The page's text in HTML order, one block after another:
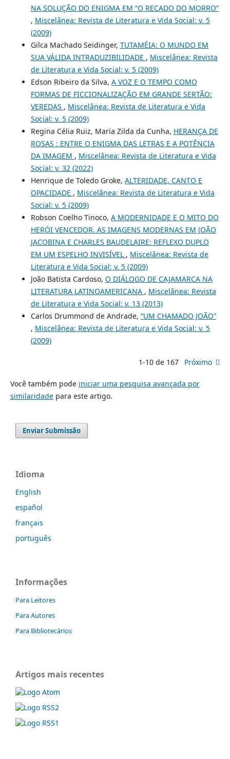
NA SOLUÇÃO DO ENIGMA EM “O RECADO DO MORRO”
, Miscelânea: Revista de Literatura e Vida Social: v. 5
(2009)
Gilca Machado Seidinger, TUTAMÉIA: O MUNDO EM
SUA VÁLIDA INTRADUZIBILIDADE , Miscelânea: Revista
de Literatura e Vida Social: v. 5 (2009)
Edson Ribeiro da Silva, A VOZ E O TEMPO COMO
FORMAS DE FICCIONALIZAÇÃO EM GRANDE SERTÃO:
VEREDAS , Miscelânea: Revista de Literatura e Vida
Social: v. 5 (2009)
Regina Célia Ruiz, Maria Zilda da Cunha, HERANÇA DE
ROSAS : ENTRE O ENIGMA DAS LETRAS E A POTÊNCIA
DA IMAGEM , Miscelânea: Revista de Literatura e Vida
Social: v. 32 (2022)
Henrique de Toledo Groke, ALTERIDADE, CANTO E
OPACIDADE , Miscelânea: Revista de Literatura e Vida
Social: v. 5 (2009)
Robson Coelho Tinoco, A MODERNIDADE E O MITO DO
HERÓI VENCEDOR. AS IMAGENS MODERNAS EM JOÃO
JACOBINA E CHARLES BAUDELAIRE: REFLEXO DUPLO
EM UM ESPELHO INVISÍVEL , Miscelânea: Revista de
Literatura e Vida Social: v. 5 (2009)
João Batista Cardoso, O DIÁLOGO DE CAJAMARCA NA
LITERATURA LATINOAMERICANA , Miscelânea: Revista
de Literatura e Vida Social: v. 13 (2013)
Carlos Drummond de Andrade, “UM CHAMADO JOÃO”
, Miscelânea: Revista de Literatura e Vida Social: v. 5
(2009)
1-10 de 167 Próximo
Você também pode iniciar uma pesquisa avançada por
similaridadepara este artigo.
Enviar Submissão
Idioma
English
español
français
português
Informações
Para Leitores
Para Autores
Para Bibliotecários
Artigos mais recentes